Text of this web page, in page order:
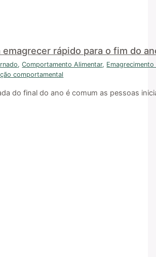
emagrecer rápido para o fim do
,Comportamento Alimentar, Emagrecimento
comportamental
do final do ano é comum as pessoas